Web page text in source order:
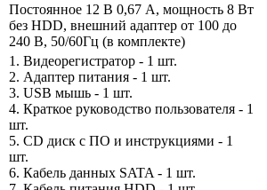
Постоянное 12 В 0,67 А, мощность 8 Вт
без HDD, внешний адаптер от 100 до
240 В, 50/60Гц (в комплекте)
1. Видеорегистратор - 1 шт.
2. Адаптер питания - 1 шт.
3. USB мышь - 1 шт.
4. Краткое руководство пользователя - 1
шт.
5. CD диск с ПО и инструкциями - 1
шт.
6. Кабель данных SATA - 1 шт.